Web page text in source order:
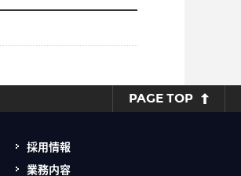
PAGE TOP
採用情報
業務内容